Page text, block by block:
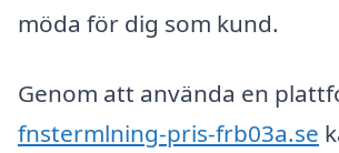
möda för dig som kund.
Genom att använda en
fnstermlning-pris-frb03a.se